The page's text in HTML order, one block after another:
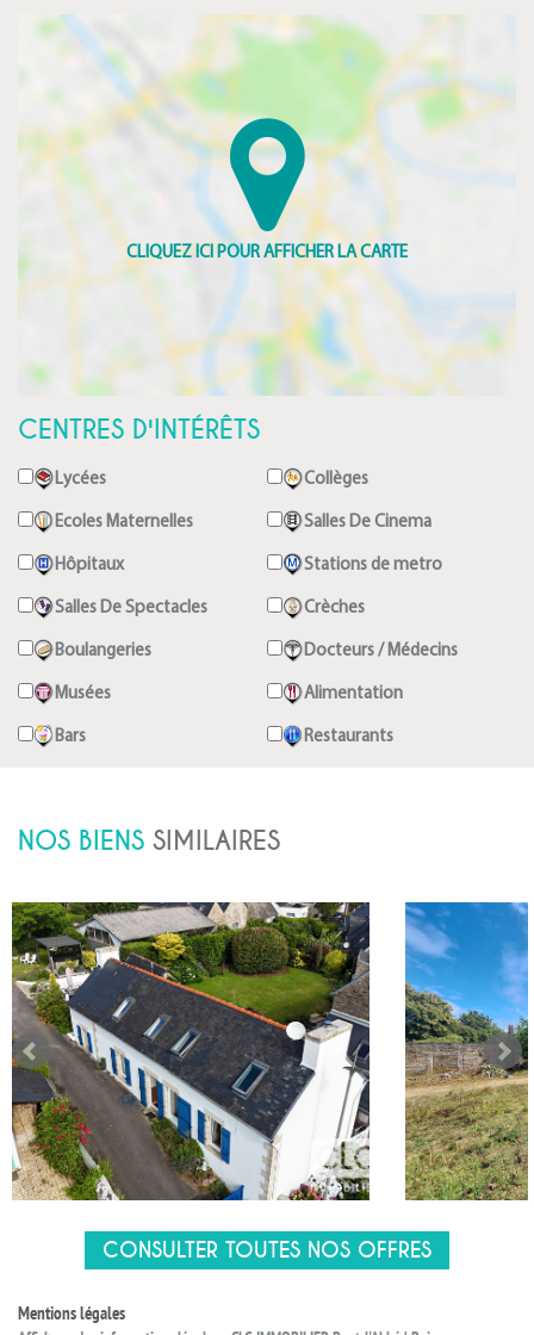
CENTRES D'INTÉRÊTS
Lycées Collèges
Ecoles Maternelles Salles De Cinema
Hôpitaux Stations de metro
Salles De Spectacles Crèches
Boulangeries Docteurs / Médecins
Musées Alimentation
Bars Restaurants
NOS BIENS SIMILAIRES
CONSULTER TOUTES NOS OFFRES
Mentions légales